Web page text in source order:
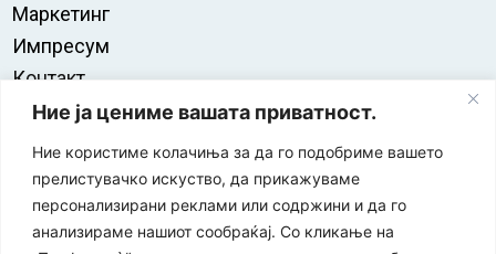
Ние ја цениме вашата приватност.
Ние користиме колачиња за да го подобриме вашето
прелистувачко искуство, да прикажуваме
персонализирани реклами или содржини и да го
анализираме нашиот сообраќај. Со кликање на
Маркетинг
Импресум
Контакт
Правила на користење